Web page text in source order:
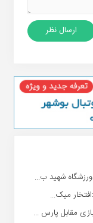
شهید ب...
میک...
مقابل پارس ...